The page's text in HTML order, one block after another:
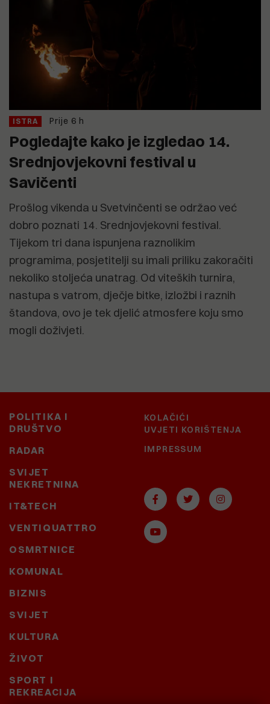
ISTRA Prije 6 h
Pogledajte kako je izgledao 14.
Srednjovjekovni festival u
Savičenti
Prošlog vikenda u Svetvinčenti se održao već
dobro poznati 14. Srednjovjekovni festival.
Tijekom tri dana ispunjena raznolikim
programima, posjetitelji su imali priliku zakoračiti
nekoliko stoljeća unatrag. Od viteških turnira,
nastupa s vatrom, dječje bitke, izložbi i raznih
štandova, ovo je tek djelić atmosfere koju smo
mogli doživjeti.
POLITIKA I
DRUŠTVO
RADAR
SVIJET
NEKRETNINA
IT&TECH
VENTIQUATTRO
OSMRTNICE
KOMUNAL
BIZNIS
SVIJET
KULTURA
ŽIVOT
SPORT I
REKREACIJA
KOLAČIĆI
UVJETI KORIŠTENJA
IMPRESSUM